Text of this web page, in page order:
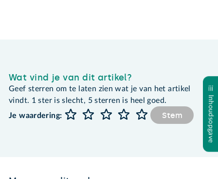
Inhoudsopgave
Wat vind je van dit artikel?
Geef sterren om te laten zien wat je van het artikel
vindt. 1 ster is slecht, 5 sterren is heel goed.
Je waardering:
Stem